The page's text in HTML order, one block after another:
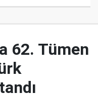
62. Tümen